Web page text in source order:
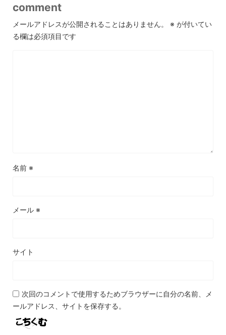
comment
メールアドレスが公開されることはありません。 ※ が付いてい
る欄は必須項目です
名前 ※
メール ※
サイト
次回のコメントで使用するためブラウザーに自分の名前、メ
ールアドレス、サイトを保存する。